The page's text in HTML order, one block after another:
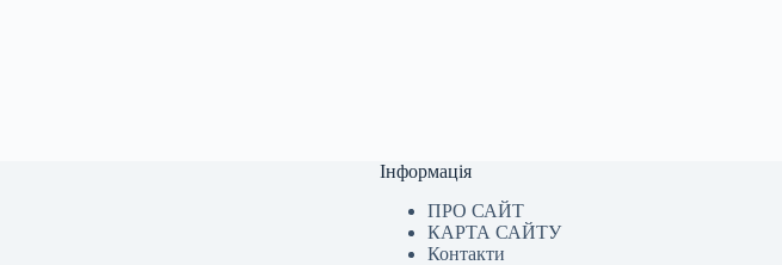
Інформація
ПРО САЙТ
КАРТА САЙТУ
Контакти